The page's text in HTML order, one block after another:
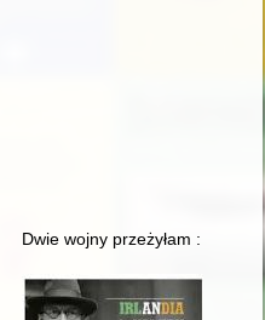
Dwie wojny przeżyłam :